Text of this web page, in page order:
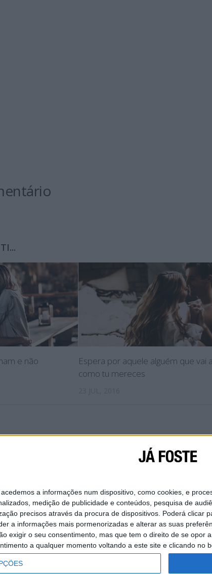
a informações num dispositivo, como cookies, e
medição de publicidade e conteúdos, pesquisa de
precisos através da procura de dispositivos. Poderá
a informações mais pormenorizadas e alterar as suas
exigir o seu consentimento, mas que tem o direito de se
a qualquer momento voltando a este site e clicando no
e não
Espera por aquele alguém que vai
como tu mereces